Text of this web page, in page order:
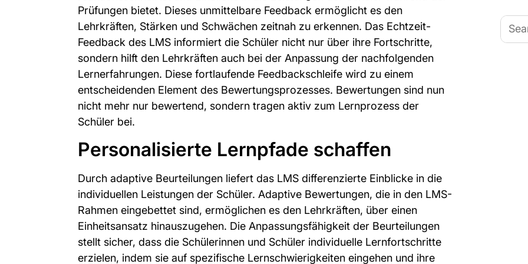
Prüfungen bietet. Dieses unmittelbare Feedback ermöglicht es den
Lehrkräften, Stärken und Schwächen zeitnah zu erkennen. Das Echtzeit-
Feedback des LMS informiert die Schüler nicht nur über ihre Fortschritte,
sondern hilft den Lehrkräften auch bei der Anpassung der nachfolgenden
Lernerfahrungen. Diese fortlaufende Feedbackschleife wird zu einem
entscheidenden Element des Bewertungsprozesses. Bewertungen sind nun
nicht mehr nur bewertend, sondern tragen aktiv zum Lernprozess der
Schüler bei.
Personalisierte Lernpfade schaffen
Durch adaptive Beurteilungen liefert das LMS differenzierte Einblicke in die
individuellen Leistungen der Schüler. Adaptive Bewertungen, die in den LMS-
Rahmen eingebettet sind, ermöglichen es den Lehrkräften, über einen
Einheitsansatz hinauszugehen. Die Anpassungsfähigkeit der Beurteilungen
stellt sicher, dass die Schülerinnen und Schüler individuelle Lernfortschritte
erzielen, indem sie auf spezifische Lernschwierigkeiten eingehen und ihre
for: